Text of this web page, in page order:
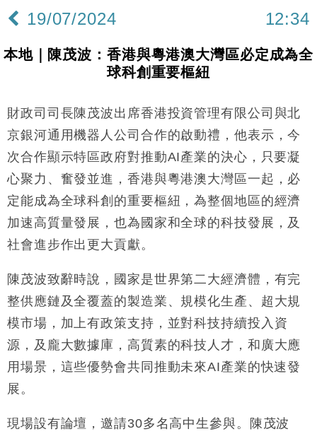
12:44
財經｜日本春季三度入市撐日圓 4月單日斥6.28萬億
11:12
國際｜特朗普料美伊戰事快結束 承認部分彈藥庫存緊
司
18:31
財經｜華僑銀行上半年淨利創新高 中期息增15%至
及消費表現
16:47
本地｜假冒內地執法人員要求交「保證金」 43歲女子
損失近6900萬元
16:05
財經｜日經失守6.5萬點後回穩 全周仍升近2%
15:47
財經｜恒隆10月換帥 玩具「反」斗城亞洲CEO蔡德
粦接任
15:11
財經｜韓股反覆波動收跌 連挫7周創逾3年最長跌勢
13:44
財經｜內地7月美元計價出口增近24%勝預期 貿易順
差達1125億美元
12:44
11:12
國際｜特朗普料美伊戰事快結束 承認部分彈藥庫存緊
張
19/07/2024 12:34
本地｜陳茂波：香港與粵港澳大灣區必定成為全
球科創重要樞紐
財政司司長陳茂波出席香港投資管理有限公司與北
京銀河通用機器人公司合作的啟動禮，他表示，今
次合作顯示特區政府對推動AI產業的決心，只要凝
心聚力、奮發並進，香港與粵港澳大灣區一起，必
定能成為全球科創的重要樞紐，為整個地區的經濟
加速高質量發展，也為國家和全球的科技發展，及
社會進步作出更大貢獻。
陳茂波致辭時說，國家是世界第二大經濟體，有完
整供應鏈及全覆蓋的製造業、規模化生產、超大規
模市場，加上有政策支持，並對科技持續投入資
源，及龐大數據庫，高質素的科技人才，和廣大應
用場景，這些優勢會共同推動未來AI產業的快速發
展。
現場設有論壇，邀請30多名高中生參與。陳茂波